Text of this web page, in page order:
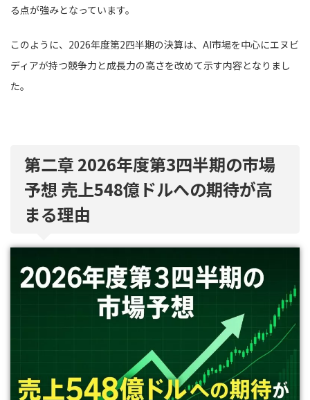
る点が強みとなっています。
このように、2026年度第2四半期の決算は、AI市場を中心にエヌビ
ディアが持つ競争力と成長力の高さを改めて示す内容となりまし
た。
第二章 2026年度第3四半期の市場
予想 売上548億ドルへの期待が高
まる理由